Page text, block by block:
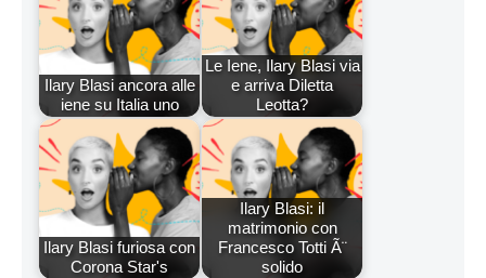
Ilary Blasi ancora alle
iene su Italia uno
Le Iene, Ilary Blasi via
e arriva Diletta
Leotta?
Ilary Blasi furiosa con
Corona Star's
Ilary Blasi: il
matrimonio con
Francesco Totti Ã¨
solido